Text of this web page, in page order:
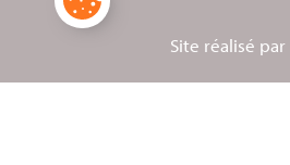
Site réalisé par